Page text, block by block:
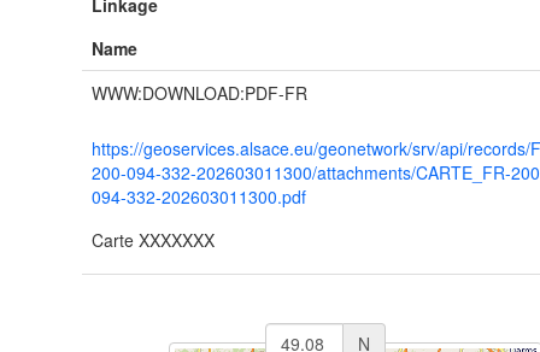
Linkage
Name
WWW:DOWNLOAD:PDF-FR
https://geoservices.alsace.eu/geonetwork/srv/api/records/
200-094-332-202603011300/attachments/CARTE_FR-
094-332-202603011300.pdf
Carte XXXXXXX
N